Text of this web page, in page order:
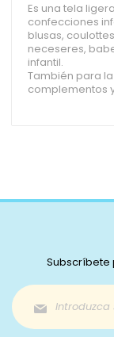
Es una tela
confecciones
blusas,
neceseres,
infantil.
También para
complementos
Subscríbete